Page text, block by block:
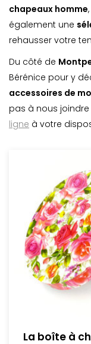
chapeaux homme
également une
rehausser votre
Du côté de
Bérénice pour y
accessoires de
pas à nous
ligne à votre
La boîte à